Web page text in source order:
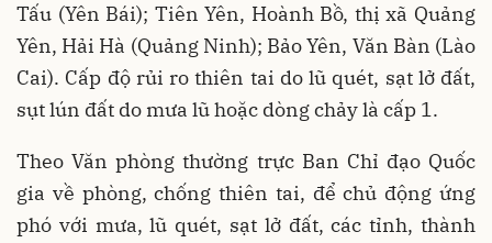
Tấu (Yên Bái); Tiên Yên, Hoành Bồ, thị xã Quảng
Yên, Hải Hà (Quảng Ninh); Bảo Yên, Văn Bàn (Lào
Cai). Cấp độ rủi ro thiên tai do lũ quét, sạt lở đất,
sụt lún đất do mưa lũ hoặc dòng chảy là cấp 1.
Theo Văn phòng thường trực Ban Chỉ đạo Quốc
gia về phòng, chống thiên tai, để chủ động ứng
phó với mưa, lũ quét, sạt lở đất, các tỉnh, thành